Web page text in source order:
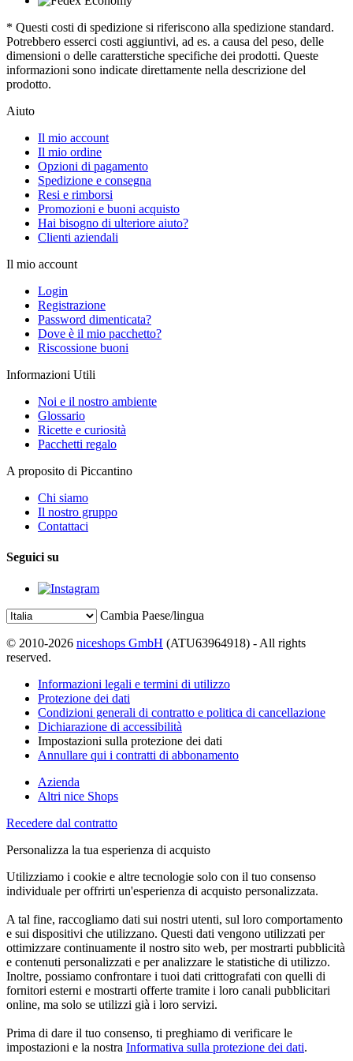
* Questi costi di spedizione si riferiscono alla spedizione standard.
Potrebbero esserci costi aggiuntivi, ad es. a causa del peso, delle
dimensioni o delle caratterstiche specifiche dei prodotti. Queste
informazioni sono indicate direttamente nella descrizione del
prodotto.
Aiuto
Il mio account
Il mio ordine
Opzioni di pagamento
Spedizione e consegna
Resi e rimborsi
Promozioni e buoni acquisto
Hai bisogno di ulteriore aiuto?
Clienti aziendali
Il mio account
Login
Registrazione
Password dimenticata?
Dove è il mio pacchetto?
Riscossione buoni
Informazioni Utili
Noi e il nostro ambiente
Glossario
Ricette e curiosità
Pacchetti regalo
A proposito di Piccantino
Chi siamo
Il nostro gruppo
Contattaci
Seguici su
Cambia Paese/lingua
© 2010-2026 niceshops GmbH (ATU63964918) - All rights
reserved.
Informazioni legali e termini di utilizzo
Protezione dei dati
Condizioni generali di contratto e politica di cancellazione
Dichiarazione di accessibilità
Impostazioni sulla protezione dei dati
Annullare qui i contratti di abbonamento
Azienda
Altri nice Shops
Recedere dal contratto
Personalizza la tua esperienza di acquisto
Utilizziamo i cookie e altre tecnologie solo con il tuo consenso
individuale per offrirti un'esperienza di acquisto personalizzata.
A tal fine, raccogliamo dati sui nostri utenti, sul loro comportamento
e sui dispositivi che utilizzano. Questi dati vengono utilizzati per
ottimizzare continuamente il nostro sito web, per mostrarti pubblicità
e contenuti personalizzati e per analizzare le statistiche di utilizzo.
Inoltre, possiamo confrontare i tuoi dati crittografati con quelli di
fornitori esterni e mostrarti offerte tramite i loro canali pubblicitari
online, ma solo se utilizzi già i loro servizi.
Prima di dare il tuo consenso, ti preghiamo di verificare le
impostazioni e la nostra Informativa sulla protezione dei dati.